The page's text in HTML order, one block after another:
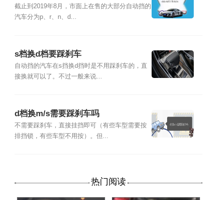
截止到2019年8月，市面上在售的大部分自动挡的
汽车分为p、r、n、d...
s档换d档要踩刹车
自动挡的汽车在s挡换d挡时是不用踩刹车的，直
接换就可以了。不过一般来说...
d档换m/s需要踩刹车吗
不需要踩刹车，直接挂挡即可（有些车型需要按
排挡锁，有些车型不用按）。但...
热门阅读